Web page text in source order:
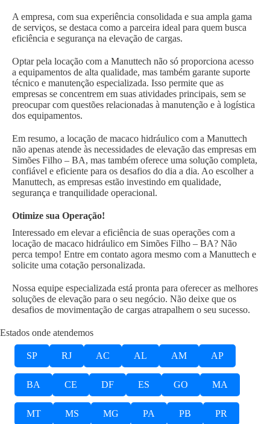
A empresa, com sua experiência consolidada e sua ampla gama
de serviços, se destaca como a parceira ideal para quem busca
eficiência e segurança na elevação de cargas.
Optar pela locação com a Manuttech não só proporciona acesso
a equipamentos de alta qualidade, mas também garante suporte
técnico e manutenção especializada. Isso permite que as
empresas se concentrem em suas atividades principais, sem se
preocupar com questões relacionadas à manutenção e à logística
dos equipamentos.
Em resumo, a locação de macaco hidráulico com a Manuttech
não apenas atende às necessidades de elevação das empresas em
Simões Filho – BA, mas também oferece uma solução completa,
confiável e eficiente para os desafios do dia a dia. Ao escolher a
Manuttech, as empresas estão investindo em qualidade,
segurança e tranquilidade operacional.
Otimize sua Operação!
Interessado em elevar a eficiência de suas operações com a
locação de macaco hidráulico em Simões Filho – BA? Não
perca tempo! Entre em contato agora mesmo com a Manuttech e
solicite uma cotação personalizada.
Nossa equipe especializada está pronta para oferecer as melhores
soluções de elevação para o seu negócio. Não deixe que os
desafios de movimentação de cargas atrapalhem o seu sucesso.
Estados onde atendemos
SP RJ AC AL AM AP
BA CE DF ES GO MA
MT MS MG PA PB PR